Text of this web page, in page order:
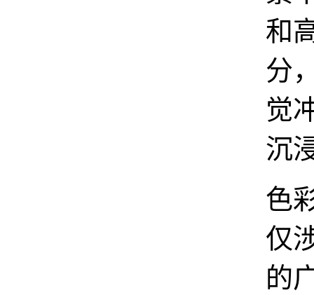
和
分
觉
沉
色
仅
的